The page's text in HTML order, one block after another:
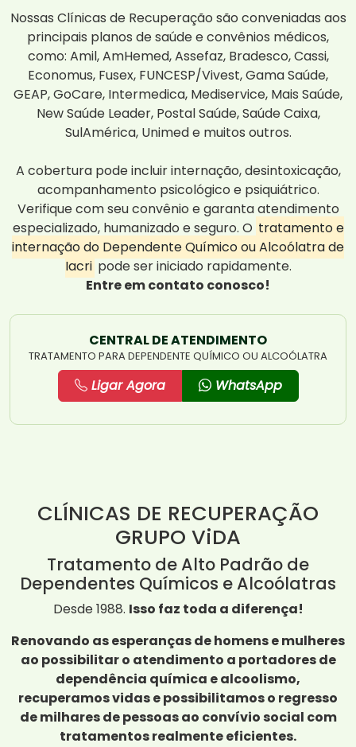
Nossas Clínicas de Recuperação são conveniadas aos
principais planos de saúde e convênios médicos,
como: Amil, AmHemed, Assefaz, Bradesco, Cassi,
Economus, Fusex, FUNCESP/Vivest, Gama Saúde,
GEAP, GoCare, Intermedica, Mediservice, Mais Saúde,
New Saúde Leader, Postal Saúde, Saúde Caixa,
SulAmérica, Unimed e muitos outros.
A cobertura pode incluir internação, desintoxicação,
acompanhamento psicológico e psiquiátrico.
Verifique com seu convênio e garanta atendimento
especializado, humanizado e seguro. O tratamento e
internação do Dependente Químico ou Alcoólatra de
Iacri pode ser iniciado rapidamente.
Entre em contato conosco!
CENTRAL DE ATENDIMENTO
TRATAMENTO PARA DEPENDENTE QUÍMICO OU ALCOÓLATRA
Ligar Agora WhatsApp
CLÍNICAS DE RECUPERAÇÃO
GRUPO ViDA
Tratamento de Alto Padrão de
Dependentes Químicos e Alcoólatras
Desde 1988. Isso faz toda a diferença!
Renovando as esperanças de homens e mulheres
ao possibilitar o atendimento a portadores de
dependência química e alcoolismo,
recuperamos vidas e possibilitamos o regresso
de milhares de pessoas ao convívio social com
tratamentos realmente eficientes.